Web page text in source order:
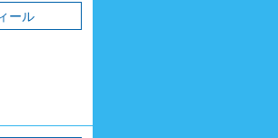
ール